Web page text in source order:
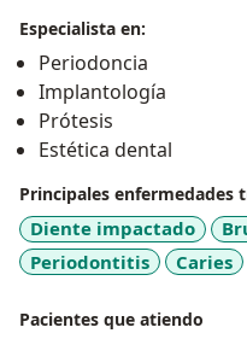
Especialista en:
Periodoncia
Implantología
Prótesis
Estética dental
Principales enfermedades
Diente impactado
Periodontitis
Caries
Pacientes que atiendo